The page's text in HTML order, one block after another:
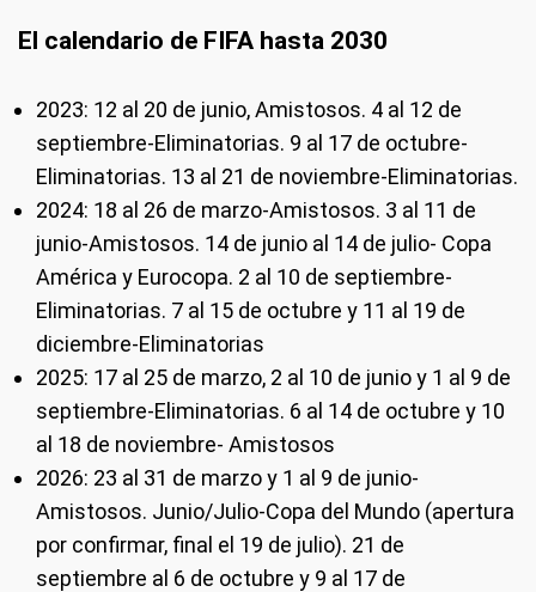
El calendario de FIFA hasta 2030
2023: 12 al 20 de junio, Amistosos. 4 al 12 de
septiembre-Eliminatorias. 9 al 17 de octubre-
Eliminatorias. 13 al 21 de noviembre-Eliminatorias.
2024: 18 al 26 de marzo-Amistosos. 3 al 11 de
junio-Amistosos. 14 de junio al 14 de julio- Copa
América y Eurocopa. 2 al 10 de septiembre-
Eliminatorias. 7 al 15 de octubre y 11 al 19 de
diciembre-Eliminatorias
2025: 17 al 25 de marzo, 2 al 10 de junio y 1 al 9 de
septiembre-Eliminatorias. 6 al 14 de octubre y 10
al 18 de noviembre- Amistosos
2026: 23 al 31 de marzo y 1 al 9 de junio-
Amistosos. Junio/Julio-Copa del Mundo (apertura
por confirmar, final el 19 de julio). 21 de
septiembre al 6 de octubre y 9 al 17 de